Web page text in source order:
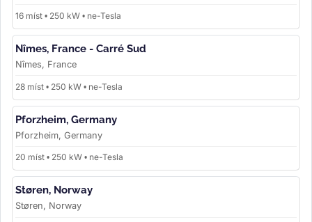
16 míst • 250 kW • ne-Tesla
Nîmes, France - Carré Sud
Nîmes, France
28 míst • 250 kW • ne-Tesla
Pforzheim, Germany
Pforzheim, Germany
20 míst • 250 kW • ne-Tesla
Støren, Norway
Støren, Norway